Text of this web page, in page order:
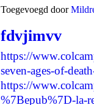
Toegevoegd door
fdvjimvv
https://
seven-ages-of-
https://
%7Bepub%7D-la-